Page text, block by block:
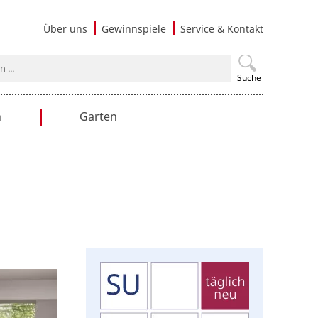
Über uns Gewinnspiele Service & Kontakt
Suche
Garten